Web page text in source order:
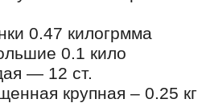
0.47 килогрмма
0.1 кило
— 12 ст.
крупная – 0.25 кг